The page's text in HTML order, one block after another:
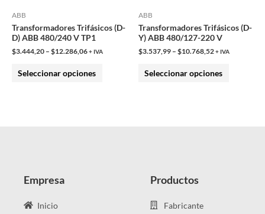
ABB
Transformadores Trifásicos (D-
D) ABB 480/240 V TP1
$3.444,20 – $12.286,06+ IVA
Seleccionar opciones
elegir
ABB
Transformadores Trifásicos (D-
Y) ABB 480/127-220 V
$3.537,99 – $10.768,52+ IVA
Seleccionar opciones
elegir
Empresa
Inicio
Productos
Fabricante